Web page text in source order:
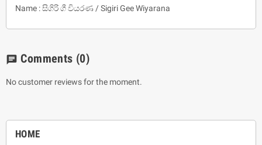
HOME
Name : සිගිරි ගී වියරණ / Sigiri Gee Wiyarana
chat Comments (0)
No customer reviews for the moment.